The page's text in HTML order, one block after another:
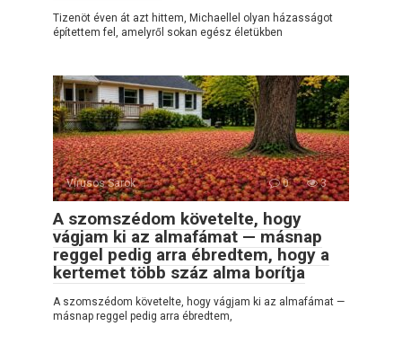
Tizenöt éven át azt hittem, Michaellel olyan házasságot
építettem fel, amelyről sokan egész életükben
Vírusos Sarok 0 3
A szomszédom követelte, hogy
vágjam ki az almafámat — másnap
reggel pedig arra ébredtem, hogy a
kertemet több száz alma borítja
A szomszédom követelte, hogy vágjam ki az almafámat —
másnap reggel pedig arra ébredtem,